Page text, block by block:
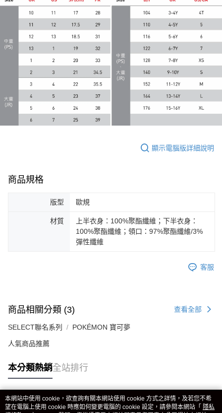
顯示電腦版詳細說明
商品規格
版型 歐規
材質
上半衣身：100%聚酯纖維；下半衣身：
100%聚酯纖維；領口：97%聚酯纖維/3%
彈性纖維
客服
商品相關分類 (3) 查看全部
SELECT聯名系列 POKÉMON 寶可夢
人氣商品推薦
本分類熱銷全站排行
熱門標籤
本網站中使用 cookie，欲查詢有關本網站使用 cookie 方式之詳情，及若您不希
望在電腦上使用 cookie 時應如何變更電腦的 cookie 設定，請參閱本網站「 隱私